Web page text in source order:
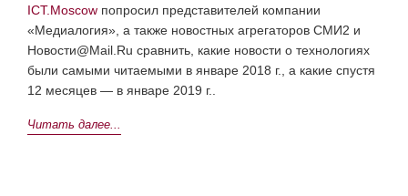
ICT.Moscow попросил представителей компании
«Медиалогия», а также новостных агрегаторов СМИ2 и
Новости@Mail.Ru сравнить, какие новости о технологиях
были самыми читаемыми в январе 2018 г., а какие спустя
12 месяцев — в январе 2019 г..
Читать далее...